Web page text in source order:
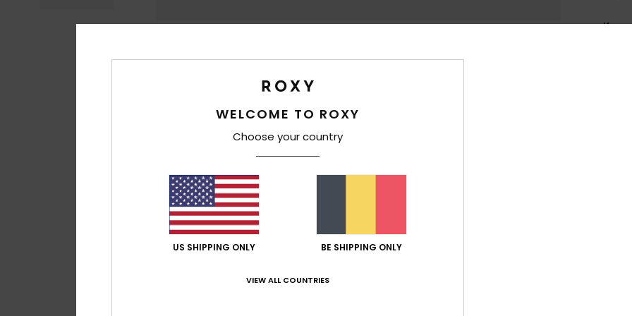
WELCOME TO ROXY
Choose your country
US SHIPPING ONLY BE SHIPPING ONLY
VIEW ALL COUNTRIES